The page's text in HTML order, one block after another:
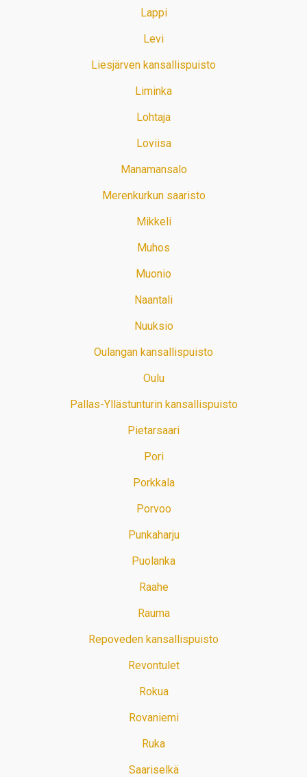
Lappi
Levi
Liesjärven kansallispuisto
Liminka
Lohtaja
Loviisa
Manamansalo
Merenkurkun saaristo
Mikkeli
Muhos
Muonio
Naantali
Nuuksio
Oulangan kansallispuisto
Oulu
Pallas-Yllästunturin kansallispuisto
Pietarsaari
Pori
Porkkala
Porvoo
Punkaharju
Puolanka
Raahe
Rauma
Repoveden kansallispuisto
Revontulet
Rokua
Rovaniemi
Ruka
Saariselkä